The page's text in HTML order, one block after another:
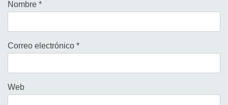
Nombre *
Correo electrónico *
Web